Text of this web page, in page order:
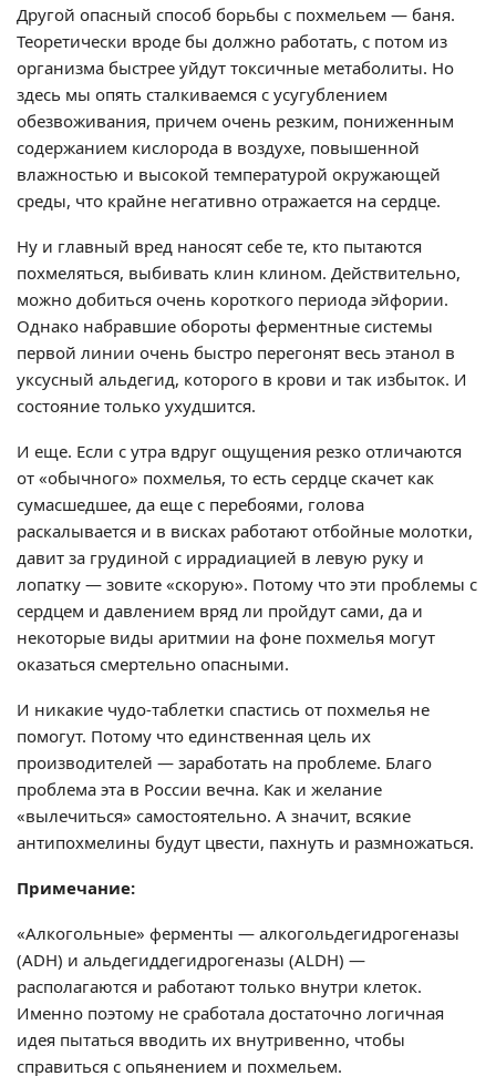
Другой опасный способ борьбы с похмельем — баня.
Теоретически вроде бы должно работать, с потом из
организма быстрее уйдут токсичные метаболиты. Но
здесь мы опять сталкиваемся с усугублением
обезвоживания, причем очень резким, пониженным
содержанием кислорода в воздухе, повышенной
влажностью и высокой температурой окружающей
среды, что крайне негативно отражается на сердце.
Ну и главный вред наносят себе те, кто пытаются
похмеляться, выбивать клин клином. Действительно,
можно добиться очень короткого периода эйфории.
Однако набравшие обороты ферментные системы
первой линии очень быстро перегонят весь этанол в
уксусный альдегид, которого в крови и так избыток. И
состояние только ухудшится.
И еще. Если с утра вдруг ощущения резко отличаются
от «обычного» похмелья, то есть сердце скачет как
сумасшедшее, да еще с перебоями, голова
раскалывается и в висках работают отбойные молотки,
давит за грудиной с иррадиацией в левую руку и
лопатку — зовите «скорую». Потому что эти проблемы с
сердцем и давлением вряд ли пройдут сами, да и
некоторые виды аритмии на фоне похмелья могут
оказаться смертельно опасными.
И никакие чудо-таблетки спастись от похмелья не
помогут. Потому что единственная цель их
производителей — заработать на проблеме. Благо
проблема эта в России вечна. Как и желание
«вылечиться» самостоятельно. А значит, всякие
антипохмелины будут цвести, пахнуть и размножаться.
Примечание:
«Алкогольные» ферменты — алкогольдегидрогеназы
(ADH) и альдегиддегидрогеназы (ALDH) —
располагаются и работают только внутри клеток.
Именно поэтому не сработала достаточно логичная
идея пытаться вводить их внутривенно, чтобы
справиться с опьянением и похмельем.